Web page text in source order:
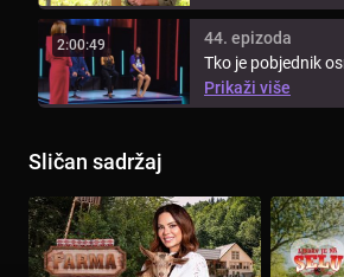
2:00:49
44. epizoda
Tko je pobjednik
na vagi'? Saznaj
Prikaži više
Sličan sadržaj